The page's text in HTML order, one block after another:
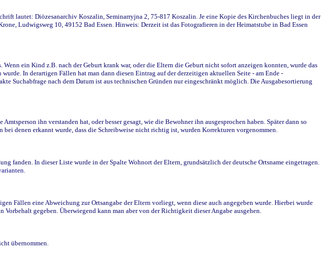
lautet: Diözesanarchiv Koszalin, Seminarryjna 2, 75-817 Koszalin. Je eine Kopie des Kirchenbuches liegt in der
Ludwigsweg 10, 49152 Bad Essen. Hinweis: Derzeit ist das Fotografieren in der Heimatstube in Bad Essen
ein Kind z.B. nach der Geburt krank war, oder die Eltern die Geburt nicht sofort anzeigen konnten, wurde das
In derartigen Fällen hat man dann diesen Eintrag auf der derzeitigen aktuellen Seite - am Ende -
Suchabfrage nach dem Datum ist aus technischen Gründen nur eingeschränkt möglich. Die Ausgabesortierung
ihn verstanden hat, oder besser gesagt, wie die Bewohner ihn ausgesprochen haben. Später dann so
denen erkannt wurde, dass die Schreibweise nicht richtig ist, wurden Korrekturen vorgenommen.
fanden. In dieser Liste wurde in der Spalte Wohnort der Eltern, grundsätzlich der deutsche Ortsname eingetragen.
Fällen eine Abweichung zur Ortsangabe der Eltern vorliegt, wenn diese auch angegeben wurde. Hierbei wurde
gegeben. Überwiegend kann man aber von der Richtigkeit dieser Angabe ausgehen.
übernommen.